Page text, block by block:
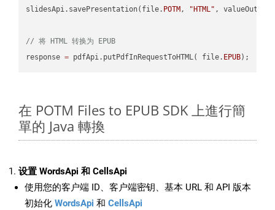
slidesApi.savePresentation(file. POTM , "HTML" ,
// 将 HTML 转换为 EPUB
response = pdfApi.putPdfInRequestToHTML( file. EPUB
在 POTM Files to EPUB SDK 上進行簡
單的 Java 轉換
设置 WordsApi 和 CellsApi
使用您的客户端 ID、客户端密钥、基本 URL 和 API 版本
初始化 WordsApi 和 CellsApi